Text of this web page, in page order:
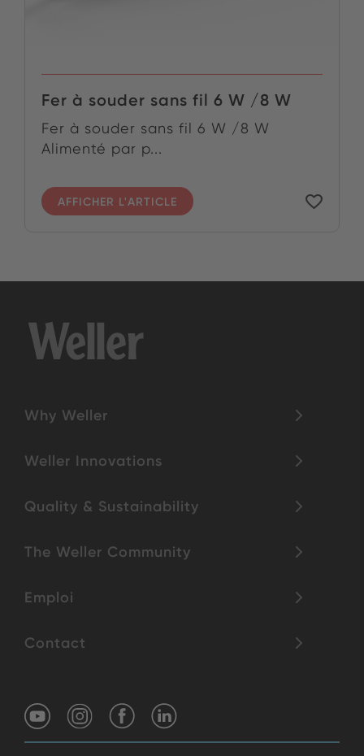
Fer à souder sans fil 6 W /8 W
Fer à souder sans fil 6 W /8 W
Alimenté par p...
AFFICHER L'ARTICLE
Why Weller
Weller Innovations
Quality & Sustainability
The Weller Community
Emploi
Contact